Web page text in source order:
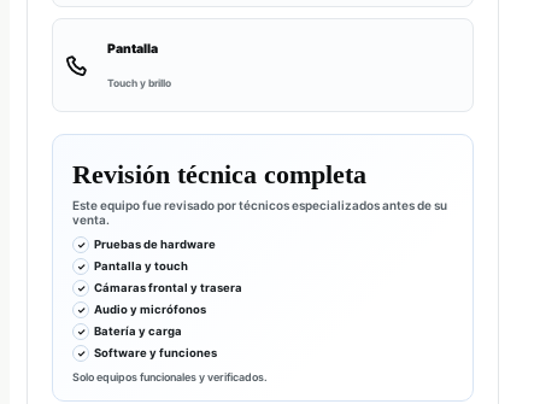
Pantalla
Touch y brillo
Revisión técnica completa
Este equipo fue revisado por técnicos especializados antes de su
venta.
Pruebas de hardware
Pantalla y touch
Cámaras frontal y trasera
Audio y micrófonos
Batería y carga
Software y funciones
Solo equipos funcionales y verificados.